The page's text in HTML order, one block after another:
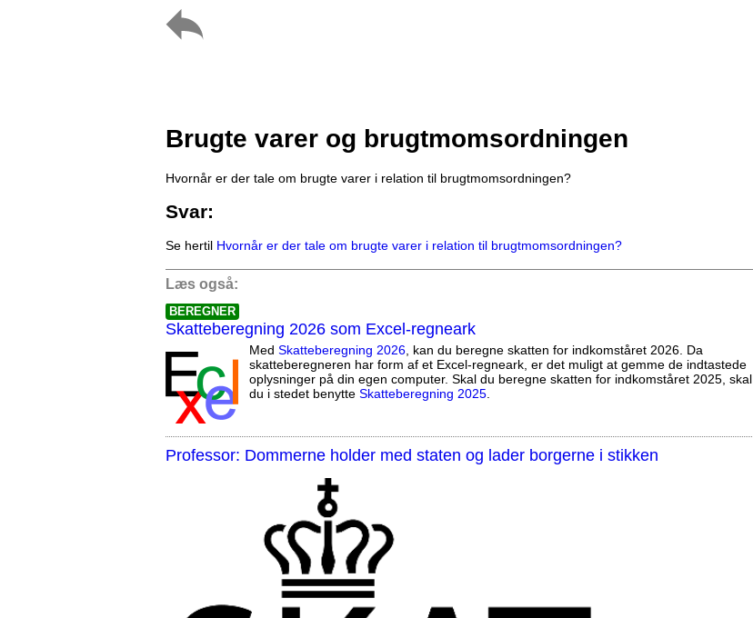
Brugte varer og brugtmomsordningen
Hvornår er der tale om brugte varer i relation til brugtmomsordningen?
Svar:
Se hertil Hvornår er der tale om brugte varer i relation til brugtmomsordningen?
Læs også:
BEREGNER
Skatteberegning 2026 som Excel-regneark
Med Skatteberegning 2026, kan du beregne skatten for indkomståret 2026. Da
skatteberegneren har form af et Excel-regneark, er det muligt at gemme de indtastede
oplysninger på din egen computer. Skal du beregne skatten for indkomståret 2025, skal
du i stedet benytte Skatteberegning 2025.
Professor: Dommerne holder med staten og lader borgerne i stikken